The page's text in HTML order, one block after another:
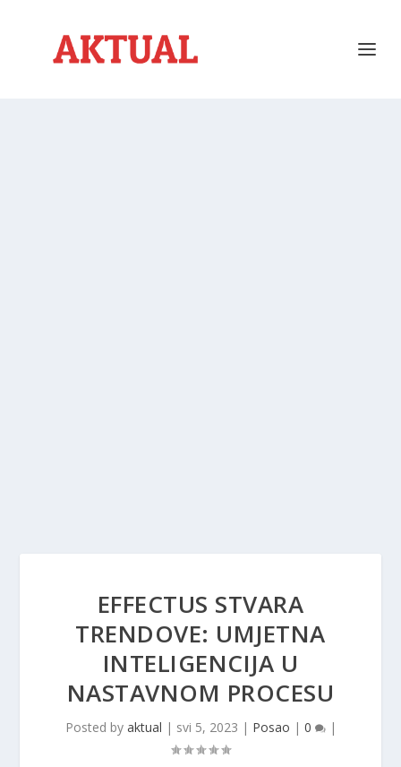
EFFECTUS STVARA
TRENDOVE: UMJETNA
INTELIGENCIJA U
NASTAVNOM PROCESU
Posted by aktual | svi 5, 2023 | Posao | 0 |